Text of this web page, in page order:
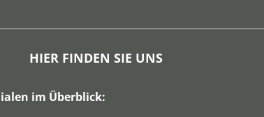
HIER FINDEN SIE UNS
im Überblick: